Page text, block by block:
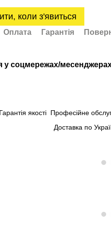
коли з'явиться
Оплата Гарантія
у соцмережах/
Гарантія якості Професійне
Доставка по